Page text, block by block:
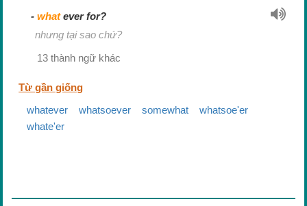
whatever for?
nhưng tại sao chứ?
13 thành ngữ khác
Từ gần giống
whatever
whatsoever somewhat
whatsoe'er
whate'er